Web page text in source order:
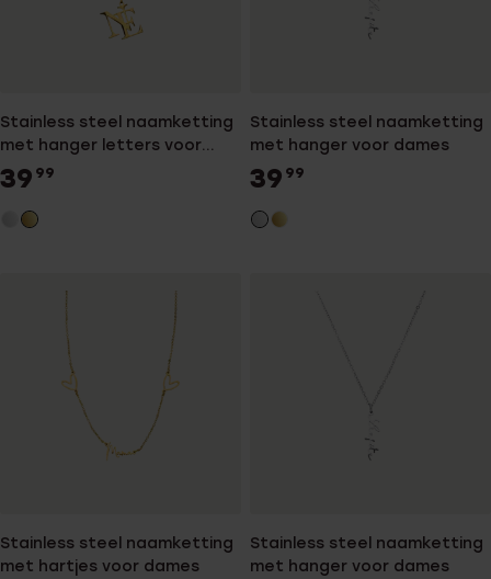
Stainless steel naamketting
met hanger letters voor
dames
39 99
Stainless steel naamketting
met hanger voor dames
39 99
Stainless steel naamketting
met hartjes voor dames
Stainless steel naamketting
met hanger voor dames